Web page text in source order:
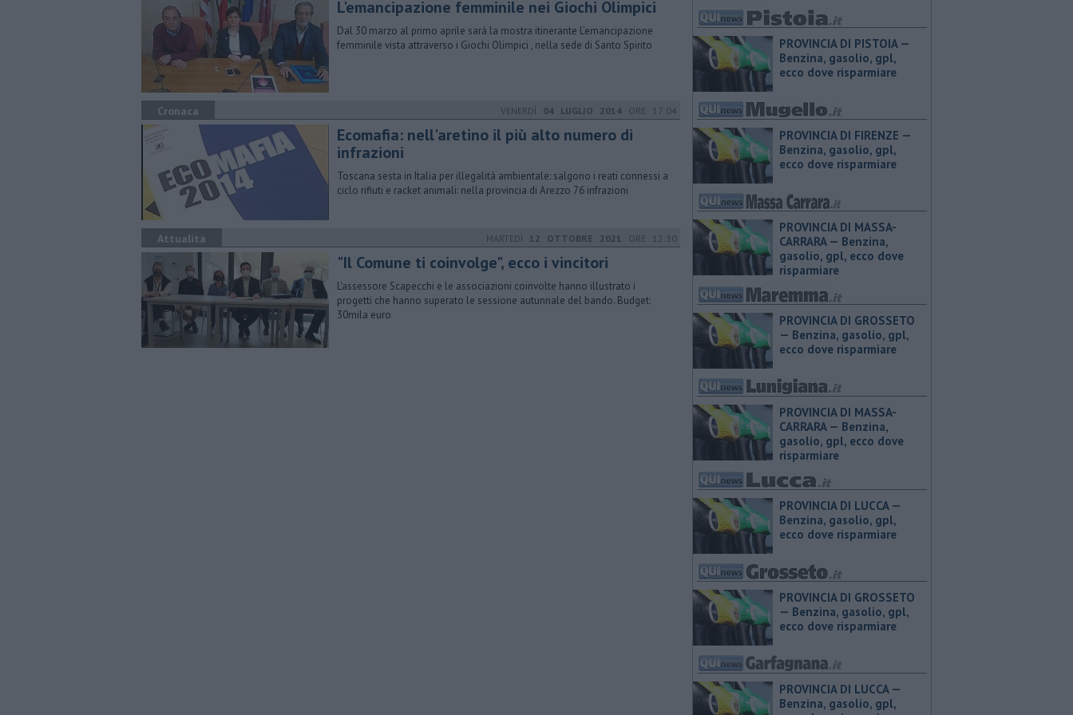
L'emancipazione femminile nei Giochi Olimpici
Dal 30 marzo al primo aprile sarà la mostra itinerante L’emancipazione
femminile vista attraverso i Giochi Olimpici , nella sede di Santo Spirito
Cronaca VENERDÌ 04 LUGLIO 2014 ORE 17:04
Ecomafia: nell'aretino il più alto numero di
infrazioni
Toscana sesta in Italia per illegalità ambientale: salgono i reati connessi a
ciclo rifiuti e racket animali: nella provincia di Arezzo 76 infrazioni
Attualità MARTEDÌ 12 OTTOBRE 2021 ORE 12:30
"Il Comune ti coinvolge", ecco i vincitori
L'assessore Scapecchi e le associazioni coinvolte hanno illustrato i
progetti che hanno superato le sessione autunnale del bando. Budget:
30mila euro
PROVINCIA DI PISTOIA — ​
Benzina, gasolio, gpl,
ecco dove risparmiare
PROVINCIA DI FIRENZE — ​
Benzina, gasolio, gpl,
ecco dove risparmiare
PROVINCIA DI MASSA-
CARRARA — ​Benzina,
gasolio, gpl, ecco dove
risparmiare
PROVINCIA DI GROSSETO
— ​Benzina, gasolio, gpl,
ecco dove risparmiare
PROVINCIA DI MASSA-
CARRARA — ​Benzina,
gasolio, gpl, ecco dove
risparmiare
PROVINCIA DI LUCCA — ​
Benzina, gasolio, gpl,
ecco dove risparmiare
PROVINCIA DI GROSSETO
— ​Benzina, gasolio, gpl,
ecco dove risparmiare
PROVINCIA DI LUCCA — ​
Benzina, gasolio, gpl,